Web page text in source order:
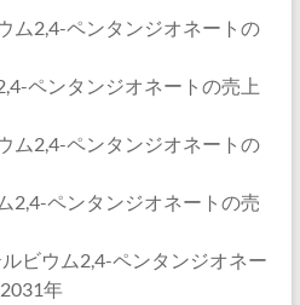
ム2,4-ペンタンジオネートの
ペンタンジオネートの売上
ム2,4-ペンタンジオネートの
2,4-ペンタンジオネートの売
ビウム2,4-ペンタンジオネー
年